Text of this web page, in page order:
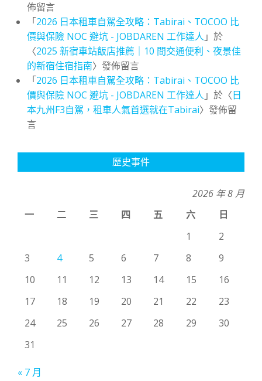
佈留言
「2026 日本租車自駕全攻略：Tabirai、TOCOO 比
價與保險 NOC 避坑 - JOBDAREN 工作達人 」於
〈2025 新宿車站飯店推薦｜10 間交通便利、夜景佳
的新宿住宿指南〉發佈留言
「2026 日本租車自駕全攻略：Tabirai、TOCOO 比
價與保險 NOC 避坑 - JOBDAREN 工作達人 」於〈日
本九州F3自駕，租車人氣首選就在Tabirai〉發佈留
言
歷史事件
2026 年 8 月
一
二 三 四 五 六
日
1
2
3
4 5 6 7 8
9
10
11 12 13 14 15
16
17
18 19 20 21 22
23
24
25 26 27 28 29
30
31
« 7 月